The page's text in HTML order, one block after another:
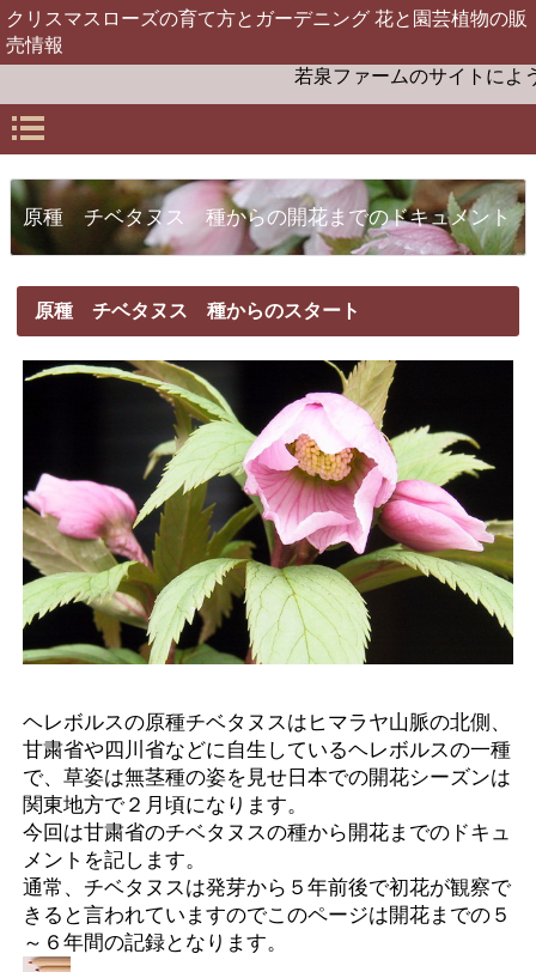
クリスマスローズの育て方とガーデニング 花と園芸植物の販
売情報
若泉ファームのサイトによう
原種 チベタヌス 種からの開花までのドキュメント
原種 チベタヌス 種からのスタート
ヘレボルスの原種チベタヌスはヒマラヤ山脈の北側、
甘粛省や四川省などに自生しているヘレボルスの一種
で、草姿は無茎種の姿を見せ日本での開花シーズンは
関東地方で２月頃になります。
今回は甘粛省のチベタヌスの種から開花までのドキュ
メントを記します。
通常、チベタヌスは発芽から５年前後で初花が観察で
きると言われていますのでこのページは開花までの５
～６年間の記録となります。